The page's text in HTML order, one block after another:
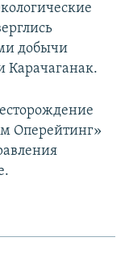
добычи
Карачаганак.
Оперейтинг»